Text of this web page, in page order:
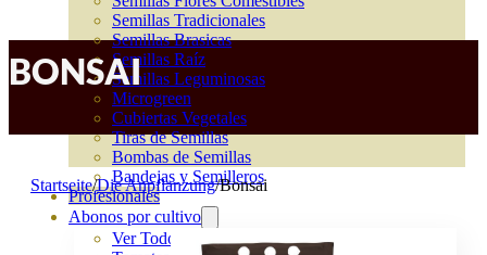
Semillas Tradicionales
Semillas Brasicas
Semillas Raíz
Semillas Leguminosas
Microgreen
Cubiertas Vegetales
Tiras de Semillas
Bombas de Semillas
Bandejas y Semilleros
Profesionales
Abonos por cultivo
Ver Todos
BONSAI
Startseite/Die Anpflanzung/Bonsai